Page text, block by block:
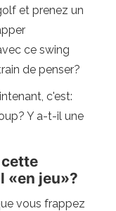
et prenez un
ce swing
de penser?
c'est:
Y a-t-il une
«en jeu»?
vous frappez